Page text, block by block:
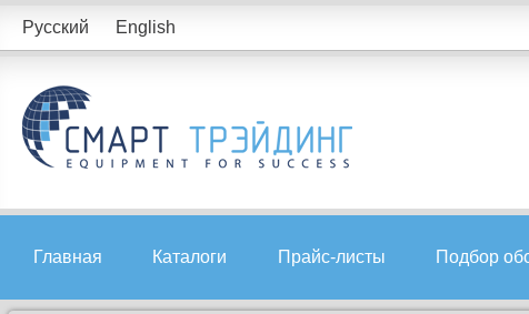
Русский English
Главная Каталоги Прайс-листы Подбор